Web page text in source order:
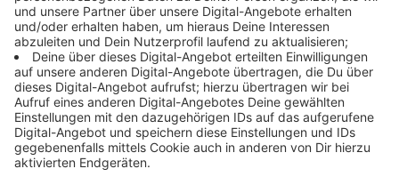
eine Rauchwolke. In Wetter und in angrenzenden
Teilen von Witten sollte man Fenster und Türen
geschlossen halten und sich nicht unnötig lange
draußen aufhalten.Diese Warnung hat die Leitstelle
jetzt zurückgenommen.
Die Löscharbeiten gestalteten sich schwierig, weil
unter anderem Gasflaschen in dem Anbau gekühlt
werden mussten.